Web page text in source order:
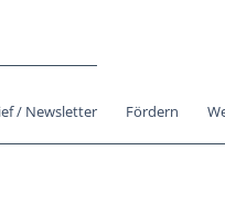
/ Newsletter Fördern